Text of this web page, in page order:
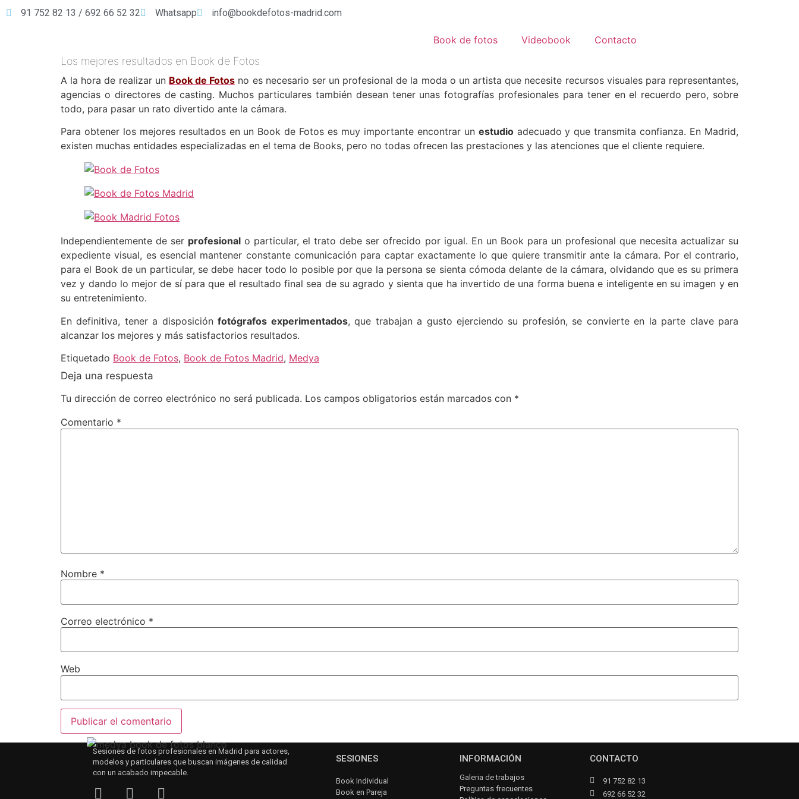
91 752 82 13 / 692 66 52 32 Whatsapp info@bookdefotos-madrid.com
Book de fotos Videobook Contacto
Los mejores resultados en Book de Fotos
A la hora de realizar un Book de Fotos no es necesario ser un profesional de la moda o un artista que necesite recursos visuales para representantes,
agencias o directores de casting. Muchos particulares también desean tener unas fotografías profesionales para tener en el recuerdo pero, sobre
todo, para pasar un rato divertido ante la cámara.
Para obtener los mejores resultados en un Book de Fotos es muy importante encontrar un estudioadecuado y que transmita confianza. En Madrid,
existen muchas entidades especializadas en el tema de Books, pero no todas ofrecen las prestaciones y las atenciones que el cliente requiere.
Independientemente de ser profesional o particular, el trato debe ser ofrecido por igual. En un Book para un profesional que necesita actualizar su
expediente visual, es esencial mantener constante comunicación para captar exactamente lo que quiere transmitir ante la cámara. Por el contrario,
para el Book de un particular, se debe hacer todo lo posible por que la persona se sienta cómoda delante de la cámara, olvidando que es su primera
vez y dando lo mejor de sí para que el resultado final sea de su agrado y sienta que ha invertido de una forma buena e inteligente en su imagen y en
su entretenimiento.
En definitiva, tener a disposiciónfotógrafos experimentados, que trabajan a gusto ejerciendo su profesión, se convierte en la parte clave para
alcanzar los mejores y más satisfactorios resultados.
Etiquetado Book de Fotos, Book de Fotos Madrid, Medya
Deja una respuesta
Tu dirección de correo electrónico no será publicada. Los campos obligatorios están marcados con *
Comentario *
Nombre *
Correo electrónico *
Web
Sesiones de fotos profesionales en Madrid para actores,
modelos y particulares que buscan imágenes de calidad
con un acabado impecable.
SESIONES
Book Individual
Book en Pareja
INFORMACIÓN
Galeria de trabajos
Preguntas frecuentes
CONTACTO
91 752 82 13
692 66 52 32